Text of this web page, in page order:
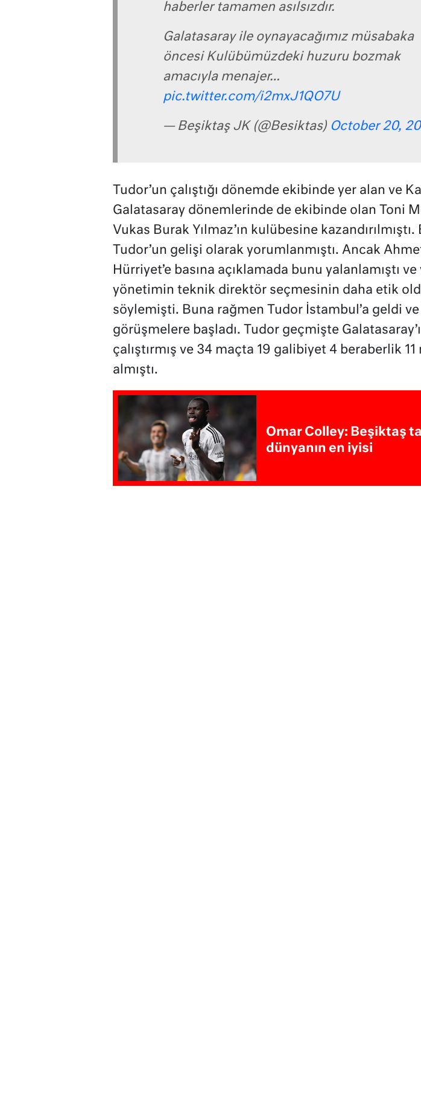
haberler tamamen asılsızdır.
Galatasaray ile oynayacağımız müsabaka
öncesi Kulübümüzdeki huzuru bozmak
amacıyla menajer…
pic.twitter.com/i2mxJ1QO7U
— Beşiktaş JK (@Besiktas) October 20,
Tudor’un çalıştığı dönemde ekibinde yer alan ve
Galatasaray dönemlerinde de ekibinde olan Toni
Vukas Burak Yılmaz’ın kulübesine
Tudor’un gelişi olarak yorumlanmıştı. Ancak
Hürriyet’e basına açıklamada bunu yalanlamıştı ve
yönetimin teknik direktör seçmesinin daha etik
söylemişti. Buna rağmen Tudor İstambul’a geldi ve
görüşmelere başladı. Tudor geçmişte
çalıştırmış ve 34 maçta 19 galibiyet 4 beraberlik
almıştı.
Omar Colley: Beşiktaş
dünyanın en iyisi